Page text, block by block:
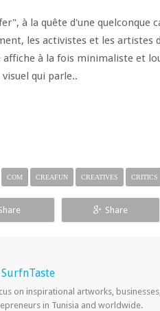
à la quête d'une quelconque
les activistes et les artistes
à la fois minimaliste et
qui parle..
COM CREAFUN CREATIVES CRITICS
Share
SurfnTaste
on inspirational artworks,
in Tunisia and worldwide.